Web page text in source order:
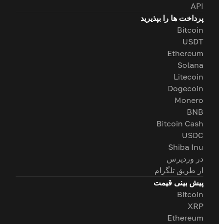
API
پرداخت ها را بپذیرید
Bitcoin
USDT
Ethereum
Solana
Litecoin
Dogecoin
Monero
BNB
Bitcoin Cash
USDC
Shiba Inu
در وردپرس
از طریق تلگرام
پیش بینی قیمت
Bitcoin
XRP
Ethereum